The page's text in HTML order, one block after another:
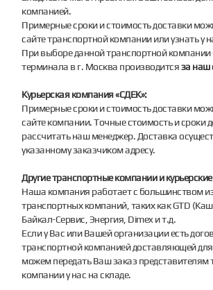
компанией.
Примерные сроки и стоимость доставки
сайте транспортной компании или узнать у
При выборе данной транспортной компании
терминала в г. Москва производитсяза наш
Курьерская компания «СДЕК»:
Примерные сроки и стоимость доставки
сайте компании. Точные стоимость и сроки
рассчитать наш менеджер. Доставка
указанному заказчиком адресу.
Другие транспортные компании и
Наша компания работает с большинством
транспортных компаний, таких как GTD
Байкал-Сервис, Энергия, Dimex и т.д.
Если у Вас или Вашей организации есть
транспортной компанией доставляющей
можем передать Ваш заказ представителям
компании у нас на складе.